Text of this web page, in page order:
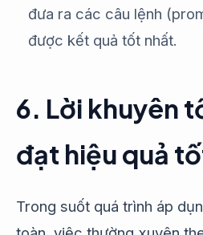
đưa ra các câu lệnh
được kết quả tốt nhất.
6. Lời khuyên
đạt hiệu quả
Trong suốt quá trình áp